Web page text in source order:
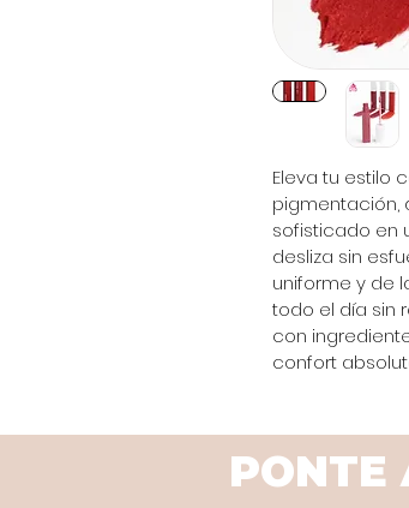
Eleva tu estilo
pigmentación,
sofisticado en
desliza sin
uniforme y de
todo el día sin
con
confort
PONTE